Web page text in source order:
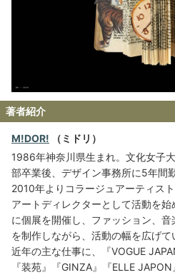
著者紹介
M!DOR! （ミドリ）
1986年神奈川県生まれ。文化女子
部卒業後、デザイン事務所に5年間勤
2010年よりコラージュアーティス
アートディレクターとして活動を
に個展を開催し、ファッション、
を制作しながら、活動の幅を広げて
近年の主な仕事に、『VOGUE
『装苑』『GINZA』『ELLE